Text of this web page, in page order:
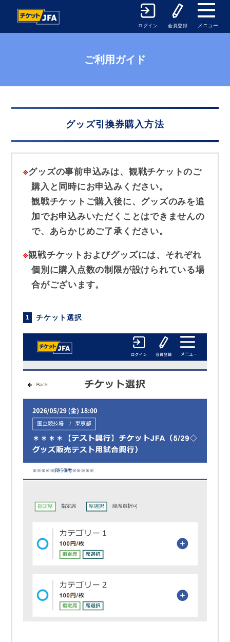
ログイン 会員登録 メニュー
ご利用ガイド
グッズ引換券購入方法
※グッズの事前申込みは、観戦チケットのご
購入と同時にお申込みください。
観戦チケットご購入後に、グッズのみを追
加でお申込みいただくことはできませんの
で、あらかじめご了承ください。
※観戦チケットおよびグッズには、それぞれ
個別に購入点数の制限が設けられている場
合がございます。
1 チケット選択